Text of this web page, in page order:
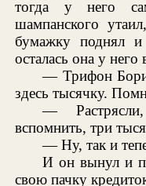
тогда у него
шампанского
бумажку поднял
осталась она у него
— Трифон
здесь тысячку.
—
вспомнить, три
— Ну, так и
И он вынул и
свою пачку